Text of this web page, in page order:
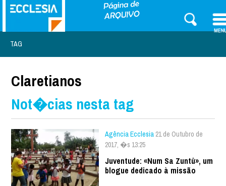
TAG
Claretianos
Not�cias nesta tag
Agência Ecclesia 21 de Outubro de
2017, �s 13:25
Juventude: «Num Sa Zuntû», um
blogue dedicado à missão